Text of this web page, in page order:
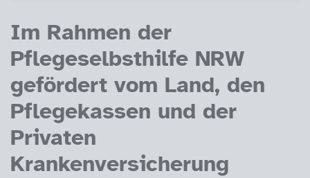
Förder-Logos
Im Rahmen der
Pflegeselbsthilfe NRW
gefördert vom Land, den
Pflegekassen und der
Privaten
Krankenversicherung